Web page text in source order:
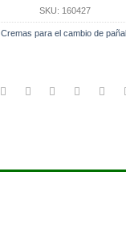
SKU: 160427
Cremas para el cambio de pañal